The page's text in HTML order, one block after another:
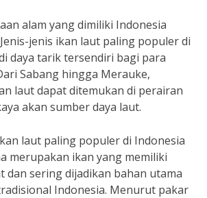
alam yang dimiliki Indonesia
jenis ikan laut paling populer di
daya tarik tersendiri bagi para
Sabang hingga Merauke,
laut dapat ditemukan di perairan
akan sumber daya laut.
laut paling populer di Indonesia
merupakan ikan yang memiliki
dan sering dijadikan bahan utama
Indonesia. Menurut pakar